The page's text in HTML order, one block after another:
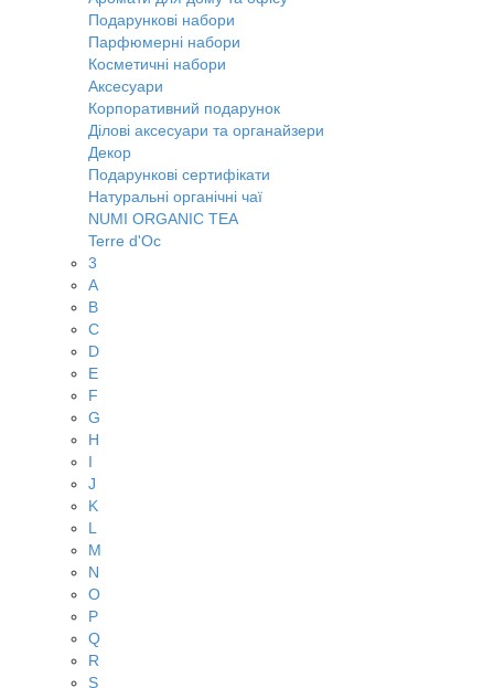
Подарункові набори
Парфюмерні набори
Косметичні набори
Аксесуари
Корпоративний подарунок
Ділові аксесуари та органайзери
Декор
Подарункові сертифікати
Натуральні органічні чаї
NUMI ORGANIC TEA
Terre d'Oc
3
A
B
C
D
E
F
G
H
I
J
K
L
M
N
O
P
Q
R
S